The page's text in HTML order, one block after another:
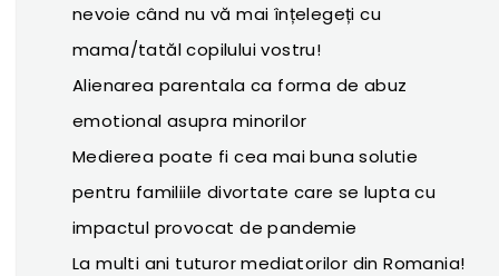
nevoie când nu vă mai înțelegeți cu
mama/tatăl copilului vostru!
Alienarea parentala ca forma de abuz
emotional asupra minorilor
Medierea poate fi cea mai buna solutie
pentru familiile divortate care se lupta cu
impactul provocat de pandemie
La multi ani tuturor mediatorilor din Romania!